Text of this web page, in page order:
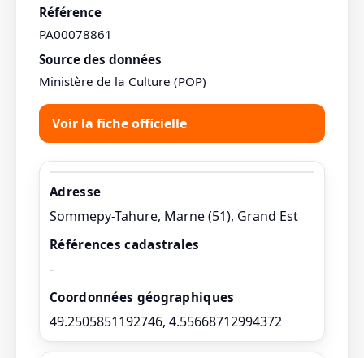
Référence
PA00078861
Source des données
Ministère de la Culture (POP)
Voir la fiche officielle
Adresse
Sommepy-Tahure, Marne (51), Grand Est
Références cadastrales
-
Coordonnées géographiques
49.2505851192746, 4.55668712994372